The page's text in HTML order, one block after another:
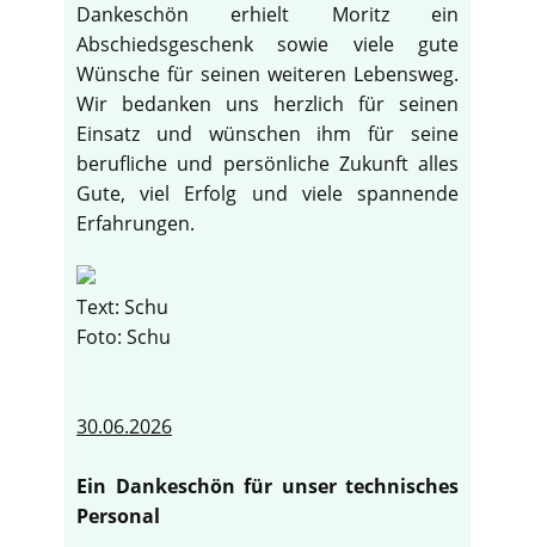
Dankeschön erhielt Moritz ein
Abschiedsgeschenk sowie viele gute
Wünsche für seinen weiteren Lebensweg.
Wir bedanken uns herzlich für seinen
Einsatz und wünschen ihm für seine
berufliche und persönliche Zukunft alles
Gute, viel Erfolg und viele spannende
Erfahrungen.
Text: Schu
Foto: Schu
30.06.2026
Ein Dankeschön für unser technisches
Personal